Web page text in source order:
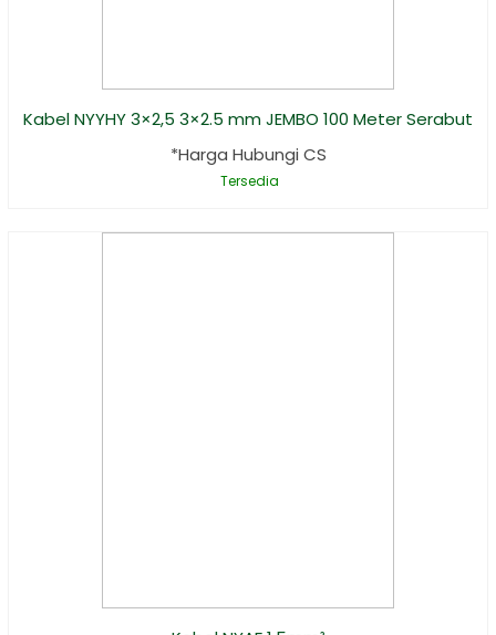
Kabel NYYHY 3×2,5 3×2.5 mm JEMBO 100 Meter Serabut
*Harga Hubungi CS
Tersedia